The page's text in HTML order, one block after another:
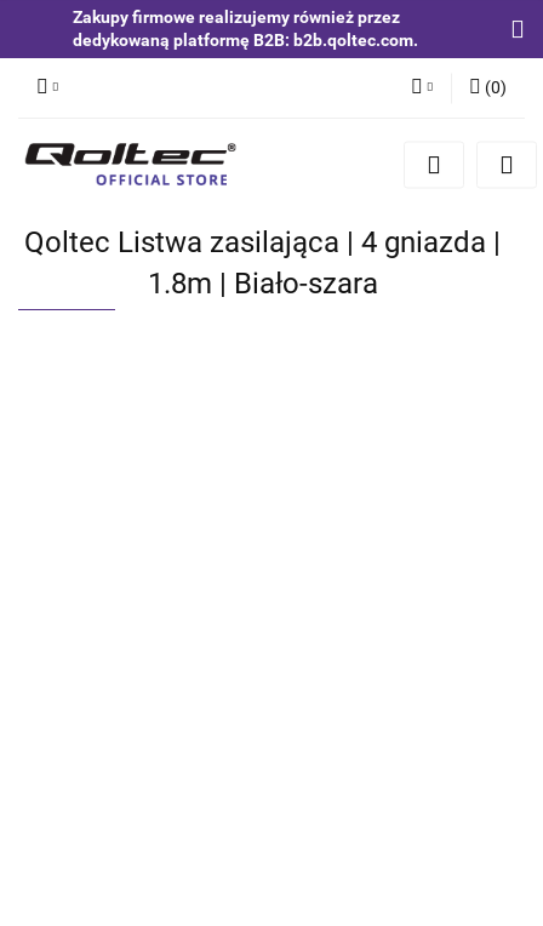
Zakupy firmowe realizujemy również przez
dedykowaną platformę B2B: b2b.qoltec.com.
Zaloguj się
Zgody cookies
(0)
Qoltec Listwa zasilająca | 4 gniazda |
1.8m | Biało-szara